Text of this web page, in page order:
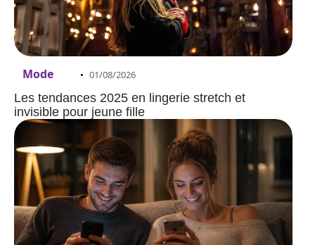
Mode 01/08/2026
Les tendances 2025 en lingerie stretch et
invisible pour jeune fille